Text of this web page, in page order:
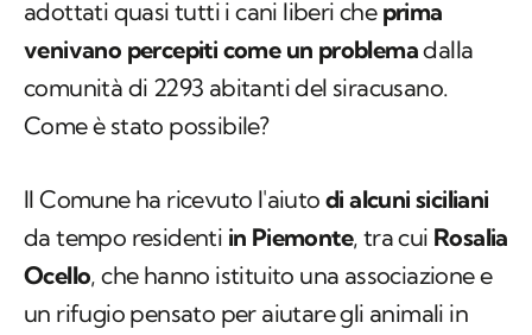
adottati quasi tutti i cani liberi cheprima
venivano percepiti come un problemadalla
comunità di 2293 abitanti del siracusano.
Come è stato possibile?
Il Comune ha ricevuto l'aiuto di alcuni siciliani
da tempo residenti in Piemonte, tra cui Rosalia
Ocello, che hanno istituito una associazione e
un rifugio pensato per aiutare gli animali in